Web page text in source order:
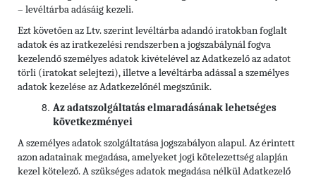
– levéltárba adásáig kezeli.
Ezt követően az Ltv. szerint levéltárba adandó iratokban foglalt
adatok és az iratkezelési rendszerben a jogszabálynál fogva
kezelendő személyes adatok kivételével az Adatkezelő az adatot
törli (iratokat selejtezi), illetve a levéltárba adással a személyes
adatok kezelése az Adatkezelőnél megszűnik.
Az adatszolgáltatás elmaradásának lehetséges
következményei
A személyes adatok szolgáltatása jogszabályon alapul. Az érintett
azon adatainak megadása, amelyeket jogi kötelezettség alapján
kezel kötelező. A szükséges adatok megadása nélkül Adatkezelő